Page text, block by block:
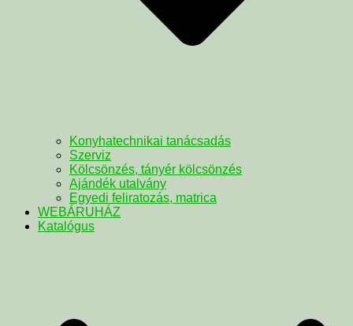
Konyhatechnikai tanácsadás
Szerviz
Kölcsönzés, tányér kölcsönzés
Ajándék utalvány
Egyedi feliratozás, matrica
WEBÁRUHÁZ
Katalógus